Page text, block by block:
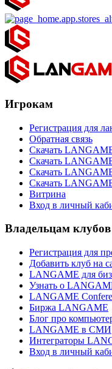
Игрокам
Регистрация для
Обратная связь
Скачать
Скачать
Скачать
Скачать
Витрина
Вход в личный
Владельцам клубов
Регистрация для
Добавить клуб на
LANGAME для
Узнать о
LANGAME
Биржа LANGAME
Блог про
LANGAME в СМИ
Интеграторы
Вход в личный